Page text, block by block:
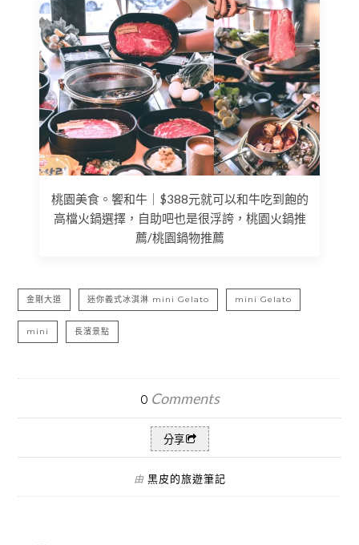
桃園美食。饗和牛｜$388元就可以和牛吃到飽的
高檔火鍋選擇，自助吧也是很浮誇，桃園火鍋推
薦/桃園鍋物推薦
金剛大道 迷你義式冰淇淋 mini Gelato mini Gelato
mini 長濱景點
0 Comments
分享
由 黑皮的旅遊筆記